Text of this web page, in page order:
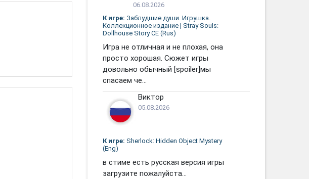
06.08.2026
К игре: Заблудшие души. Игрушка.
Коллекционное издание | Stray Souls:
Dollhouse Story CE (Rus)
Игра не отличная и не плохая, она
просто хорошая. Сюжет игры
довольно обычный [spoiler]мы
спасаем че...
Виктор
05.08.2026
К игре: Sherlock: Hidden Object Mystery
(Eng)
в стиме есть русская версия игры
загрузите пожалуйста...